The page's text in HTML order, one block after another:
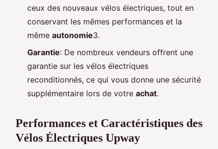
ceux des nouveaux vélos électriques, tout en
conservant les mêmes performances et la
même autonomie3.
Garantie: De nombreux vendeurs offrent une
garantie sur les vélos électriques
reconditionnés, ce qui vous donne une sécurité
supplémentaire lors de votre achat.
Performances et Caractéristiques des
Vélos Électriques Upway